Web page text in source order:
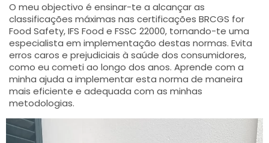
O meu objectivo é ensinar-te a alcançar as
classificações máximas nas certificações BRCGS for
Food Safety, IFS Food e FSSC 22000, tornando-te uma
especialista em implementação destas normas. Evita
erros caros e prejudiciais à saúde dos consumidores,
como eu cometi ao longo dos anos. Aprende com a
minha ajuda a implementar esta norma de maneira
mais eficiente e adequada com as minhas
metodologias.